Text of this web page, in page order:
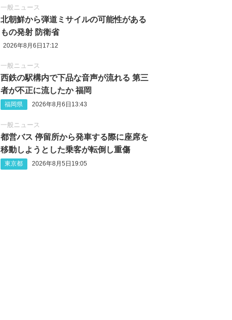
一般ニュース
北朝鮮から弾道ミサイルの可能性がある
もの発射 防衛省
2026年8月6日17:12
一般ニュース
西鉄の駅構内で下品な音声が流れる 第三
者が不正に流したか 福岡
福岡県 2026年8月6日13:43
一般ニュース
都営バス 停留所から発車する際に座席を
移動しようとした乗客が転倒し重傷
東京都 2026年8月5日19:05